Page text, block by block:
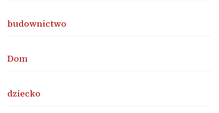
budownictwo
Dom
dziecko